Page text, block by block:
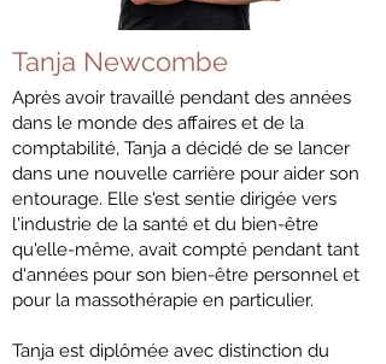
Tanja Newcombe
Après avoir travaillé pendant des années
dans le monde des affaires et de la
comptabilité, Tanja a décidé de se lancer
dans une nouvelle carrière pour aider son
entourage. Elle s'est sentie dirigée vers
l'industrie de la santé et du bien-être
qu'elle-même, avait compté pendant tant
d'années pour son bien-être personnel et
pour la massothérapie en particulier.
Tanja est diplômée avec distinction du